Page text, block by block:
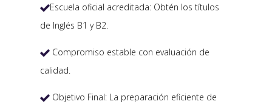
Escuela oficial acreditada: Obtén los títulos
de Inglés B1 y B2.
 Compromiso estable con evaluación de
calidad.
 Objetivo Final: La preparación eficiente de